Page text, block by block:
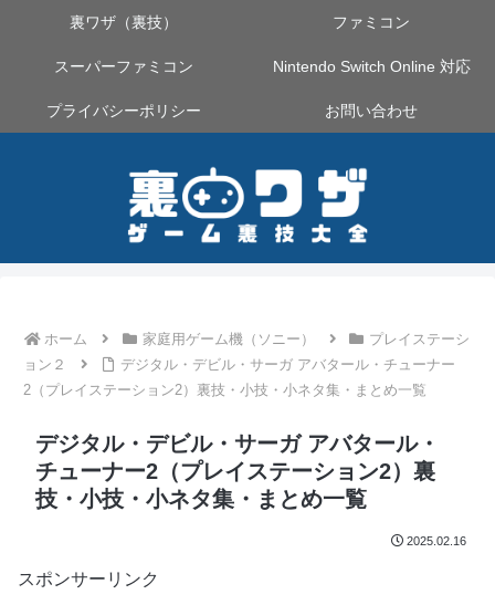
裏ワザ（裏技） ファミコン
スーパーファミコン Nintendo Switch Online 対応
プライバシーポリシー お問い合わせ
ホーム 家庭用ゲーム機（ソニー）
プレイステーシ
ョン２
デジタル・デビル・サーガ アバタール・チューナー
2（プレイステーション2）裏技・小技・小ネタ集・まとめ一覧
デジタル・デビル・サーガ アバタール・
チューナー2（プレイステーション2）裏
技・小技・小ネタ集・まとめ一覧
2025.02.16
スポンサーリンク